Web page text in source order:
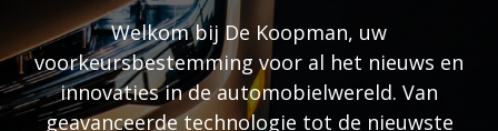
Welkom bij De Koopman, uw
voorkeursbestemming voor al het nieuws en
innovaties in de automobielwereld. Van
geavanceerde technologie tot de nieuwste